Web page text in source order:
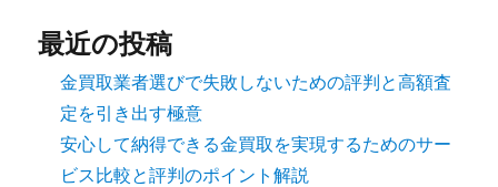
最近の投稿
金買取業者選びで失敗しないための評判と高額査
定を引き出す極意
安心して納得できる金買取を実現するためのサー
ビス比較と評判のポイント解説